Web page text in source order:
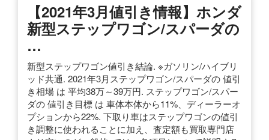
【2021年3月値引き情報】ホンダ
新型ステップワゴン/スパーダの
…
新型ステップワゴン値引き結論. ※ガソリン/ハイブリ
ッド共通. 2021年3月ステップワゴン/スパーダの 値引
き相場 は 平均38万～39万円. ステップワゴン/スパー
ダの 値引き目標 は 車体本体から11%、ディーラーオ
プションから22%. 下取り車はステップワゴンの値引
き調整に使われることに加え、査定額も買取専門店